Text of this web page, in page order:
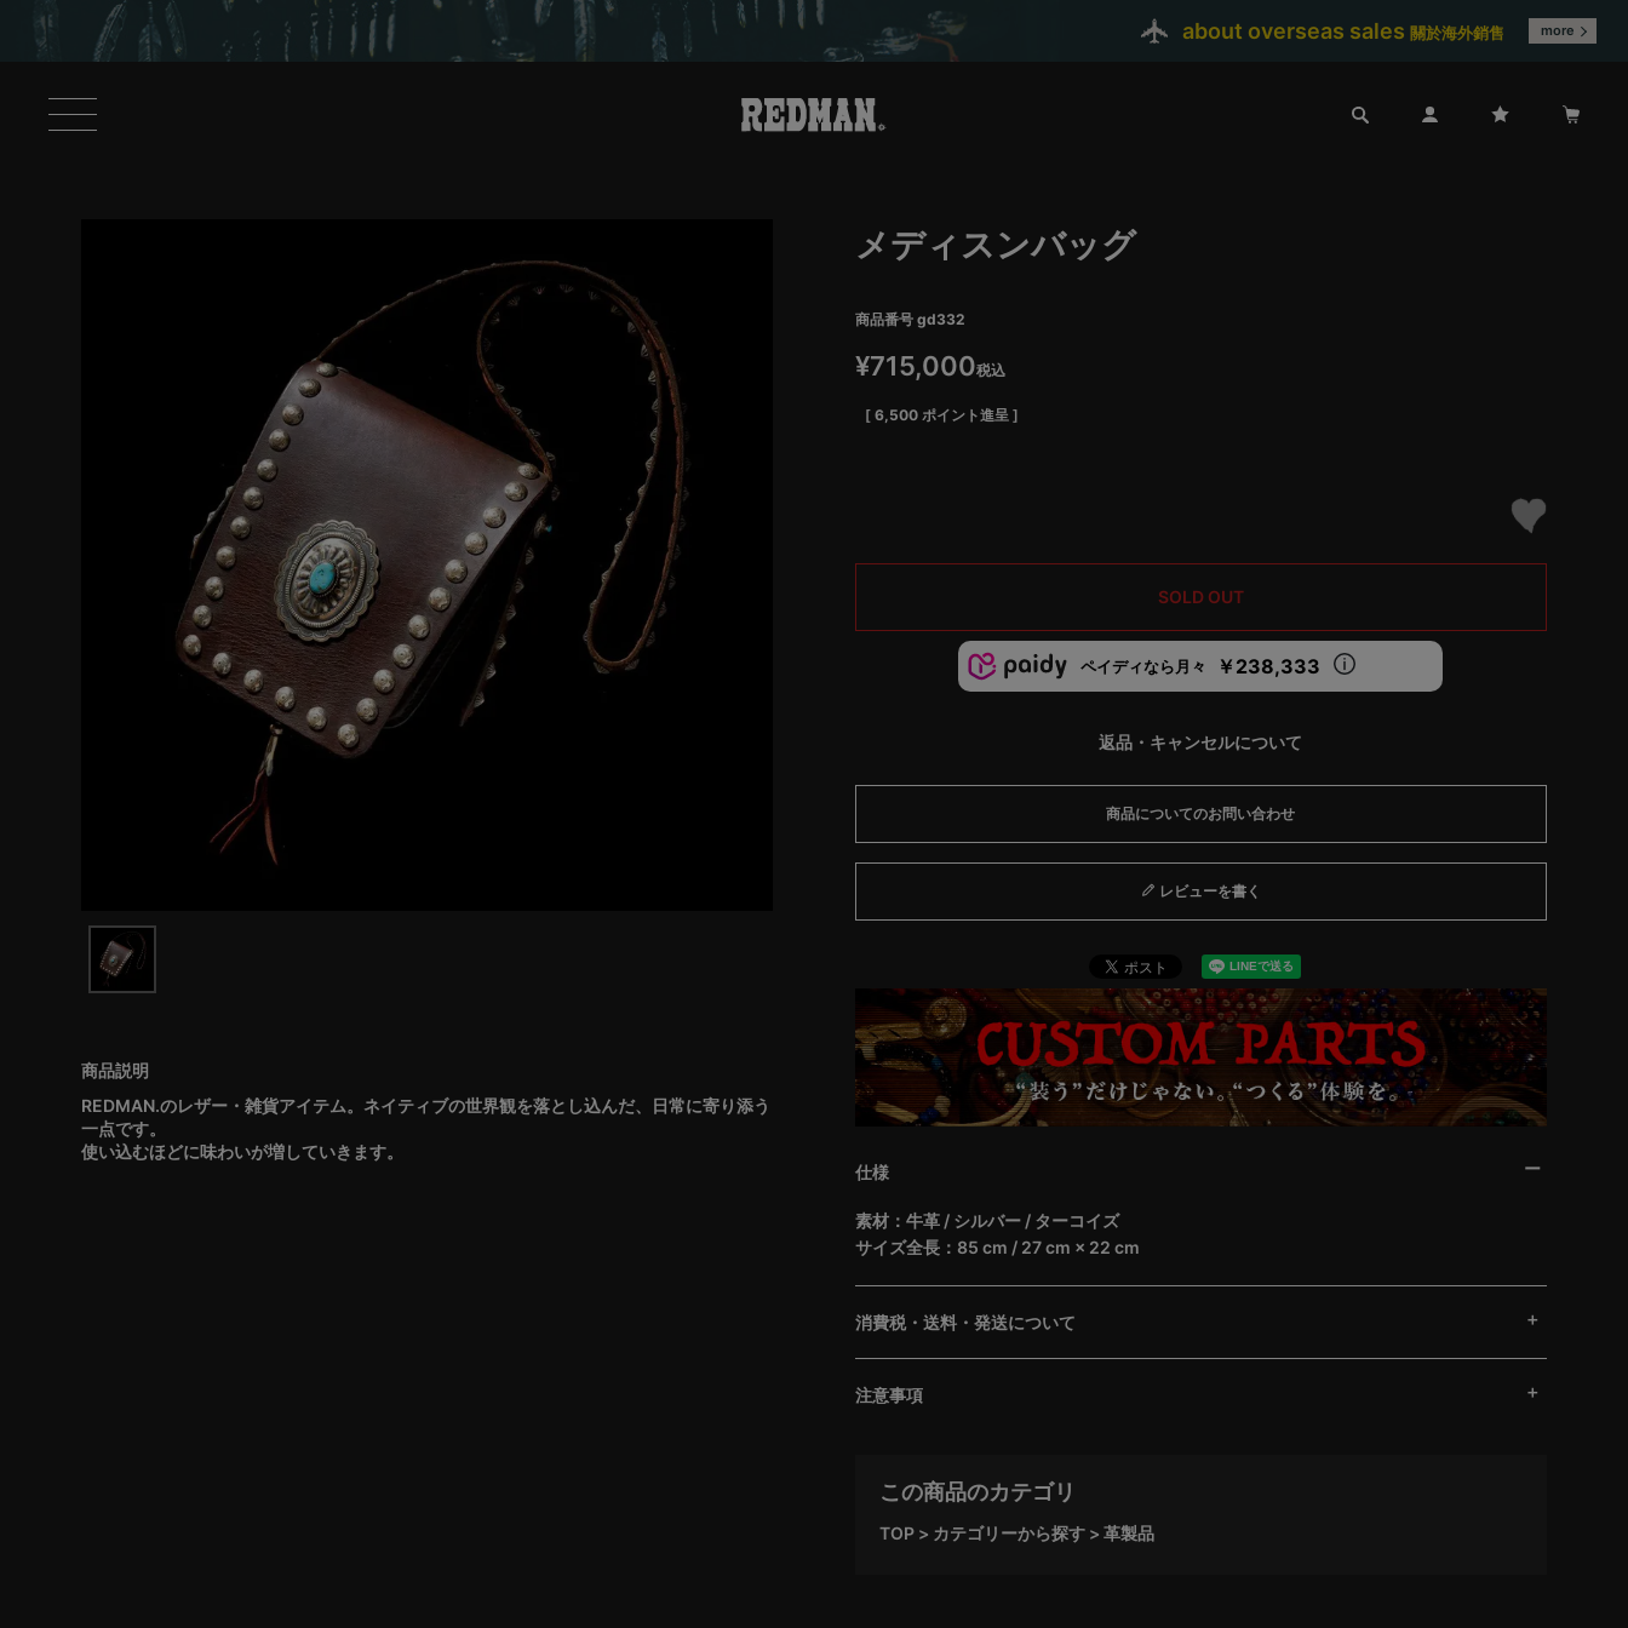
about overseas sales 關於海外銷售 more
REDMAN.のレザー・雑貨アイテム。ネイティブの世界観を落とし込んだ、日常に寄り添う
一点です。
使い込むほどに味わいが増していきます。
メディスンバッグ
商品番号 gd332
¥715,000税込
[ 6,500 ポイント進呈 ]
SOLD OUT
ペイディなら月々 ￥238,333
返品・キャンセルについて
商品についてのお問い合わせ
レビューを書く
仕様
素材：牛革 / シルバー / ターコイズ
サイズ全長：85 cm / 27 cm × 22 cm
消費税・送料・発送について
注意事項
この商品のカテゴリ
TOP カテゴリーから探す 革製品